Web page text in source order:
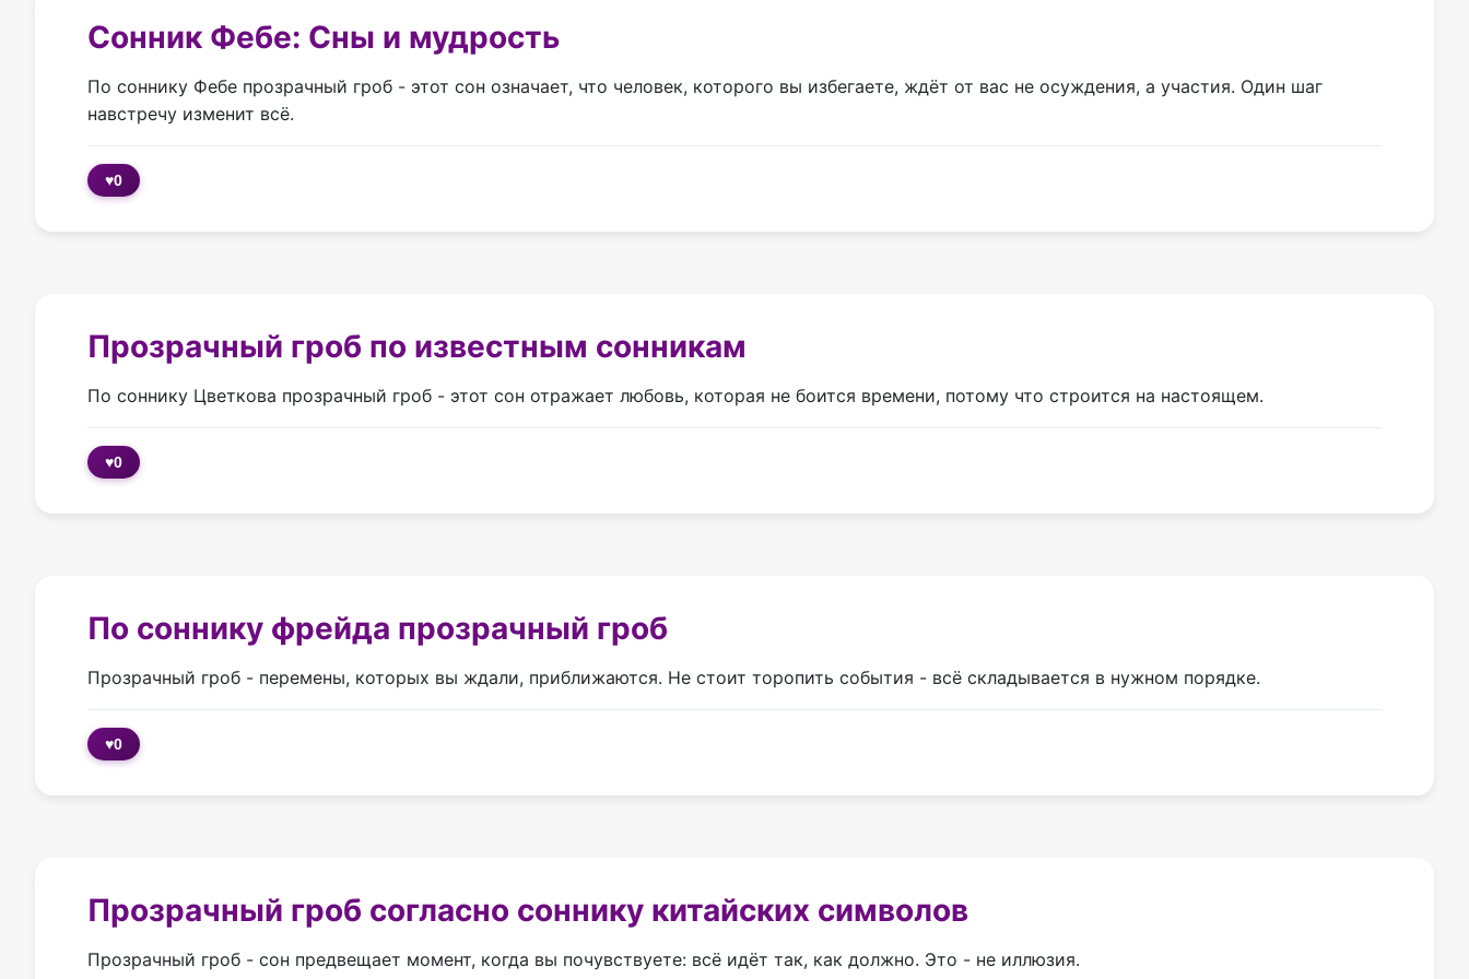
Сонник Фебе: Сны и мудрость
По соннику Фебе прозрачный гроб - этот сон означает, что человек, которого вы избегаете, ждёт от вас не осуждения, а участия. Один шаг
навстречу изменит всё.
♥0
Прозрачный гроб по известным сонникам
По соннику Цветкова прозрачный гроб - этот сон отражает любовь, которая не боится времени, потому что строится на настоящем.
♥0
По соннику фрейда прозрачный гроб
Прозрачный гроб - перемены, которых вы ждали, приближаются. Не стоит торопить события - всё складывается в нужном порядке.
♥0
Прозрачный гроб согласно соннику китайских символов
Прозрачный гроб - сон предвещает момент, когда вы почувствуете: всё идёт так, как должно. Это - не иллюзия.